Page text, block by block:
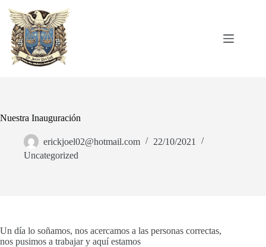
contenido
Nuestra Inauguración
erickjoel02@hotmail.com
22/10/2021
Uncategorized
Un día lo soñamos, nos acercamos a las personas correctas,
nos pusimos a trabajar y aquí estamos